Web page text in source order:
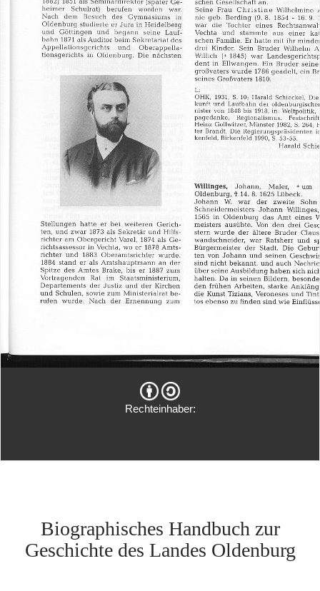
Rechteinhaber:
Biographisches Handbuch zur
Geschichte des Landes Oldenburg